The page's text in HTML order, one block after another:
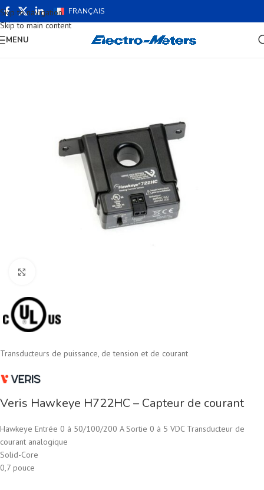
Skip to navigation
Skip to main content
FRANÇAIS
MENU
Transducteurs de puissance, de tension et de courant
Veris Hawkeye H722HC – Capteur de courant
Hawkeye Entrée 0 à 50/100/200 A Sortie 0 à 5 VDC Transducteur de
courant analogique
Solid-Core
0,7 pouce